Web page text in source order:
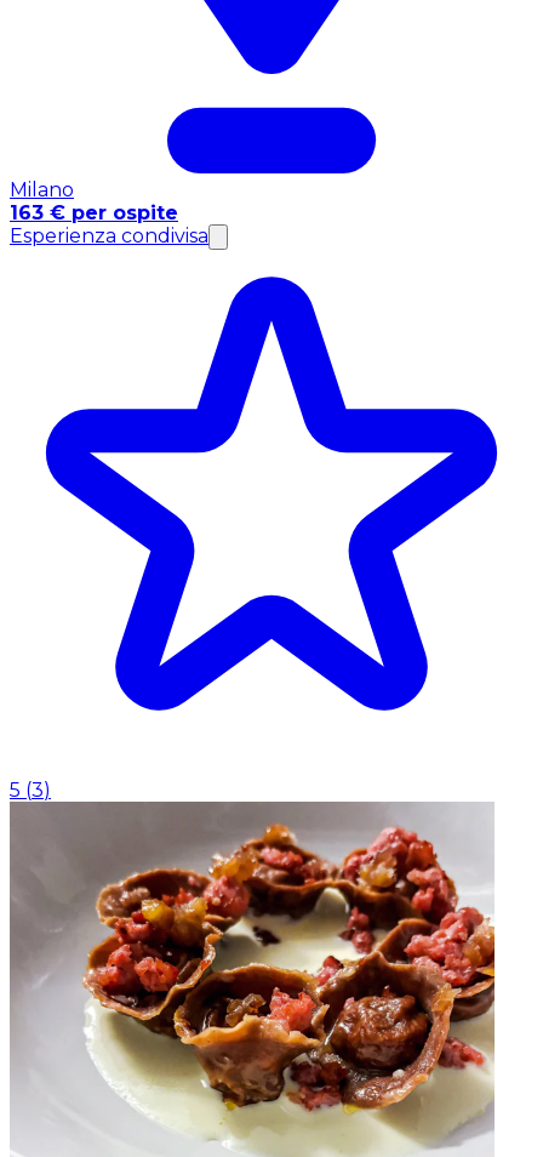
Milano
163 € per ospite
Esperienza condivisa
5 (3)